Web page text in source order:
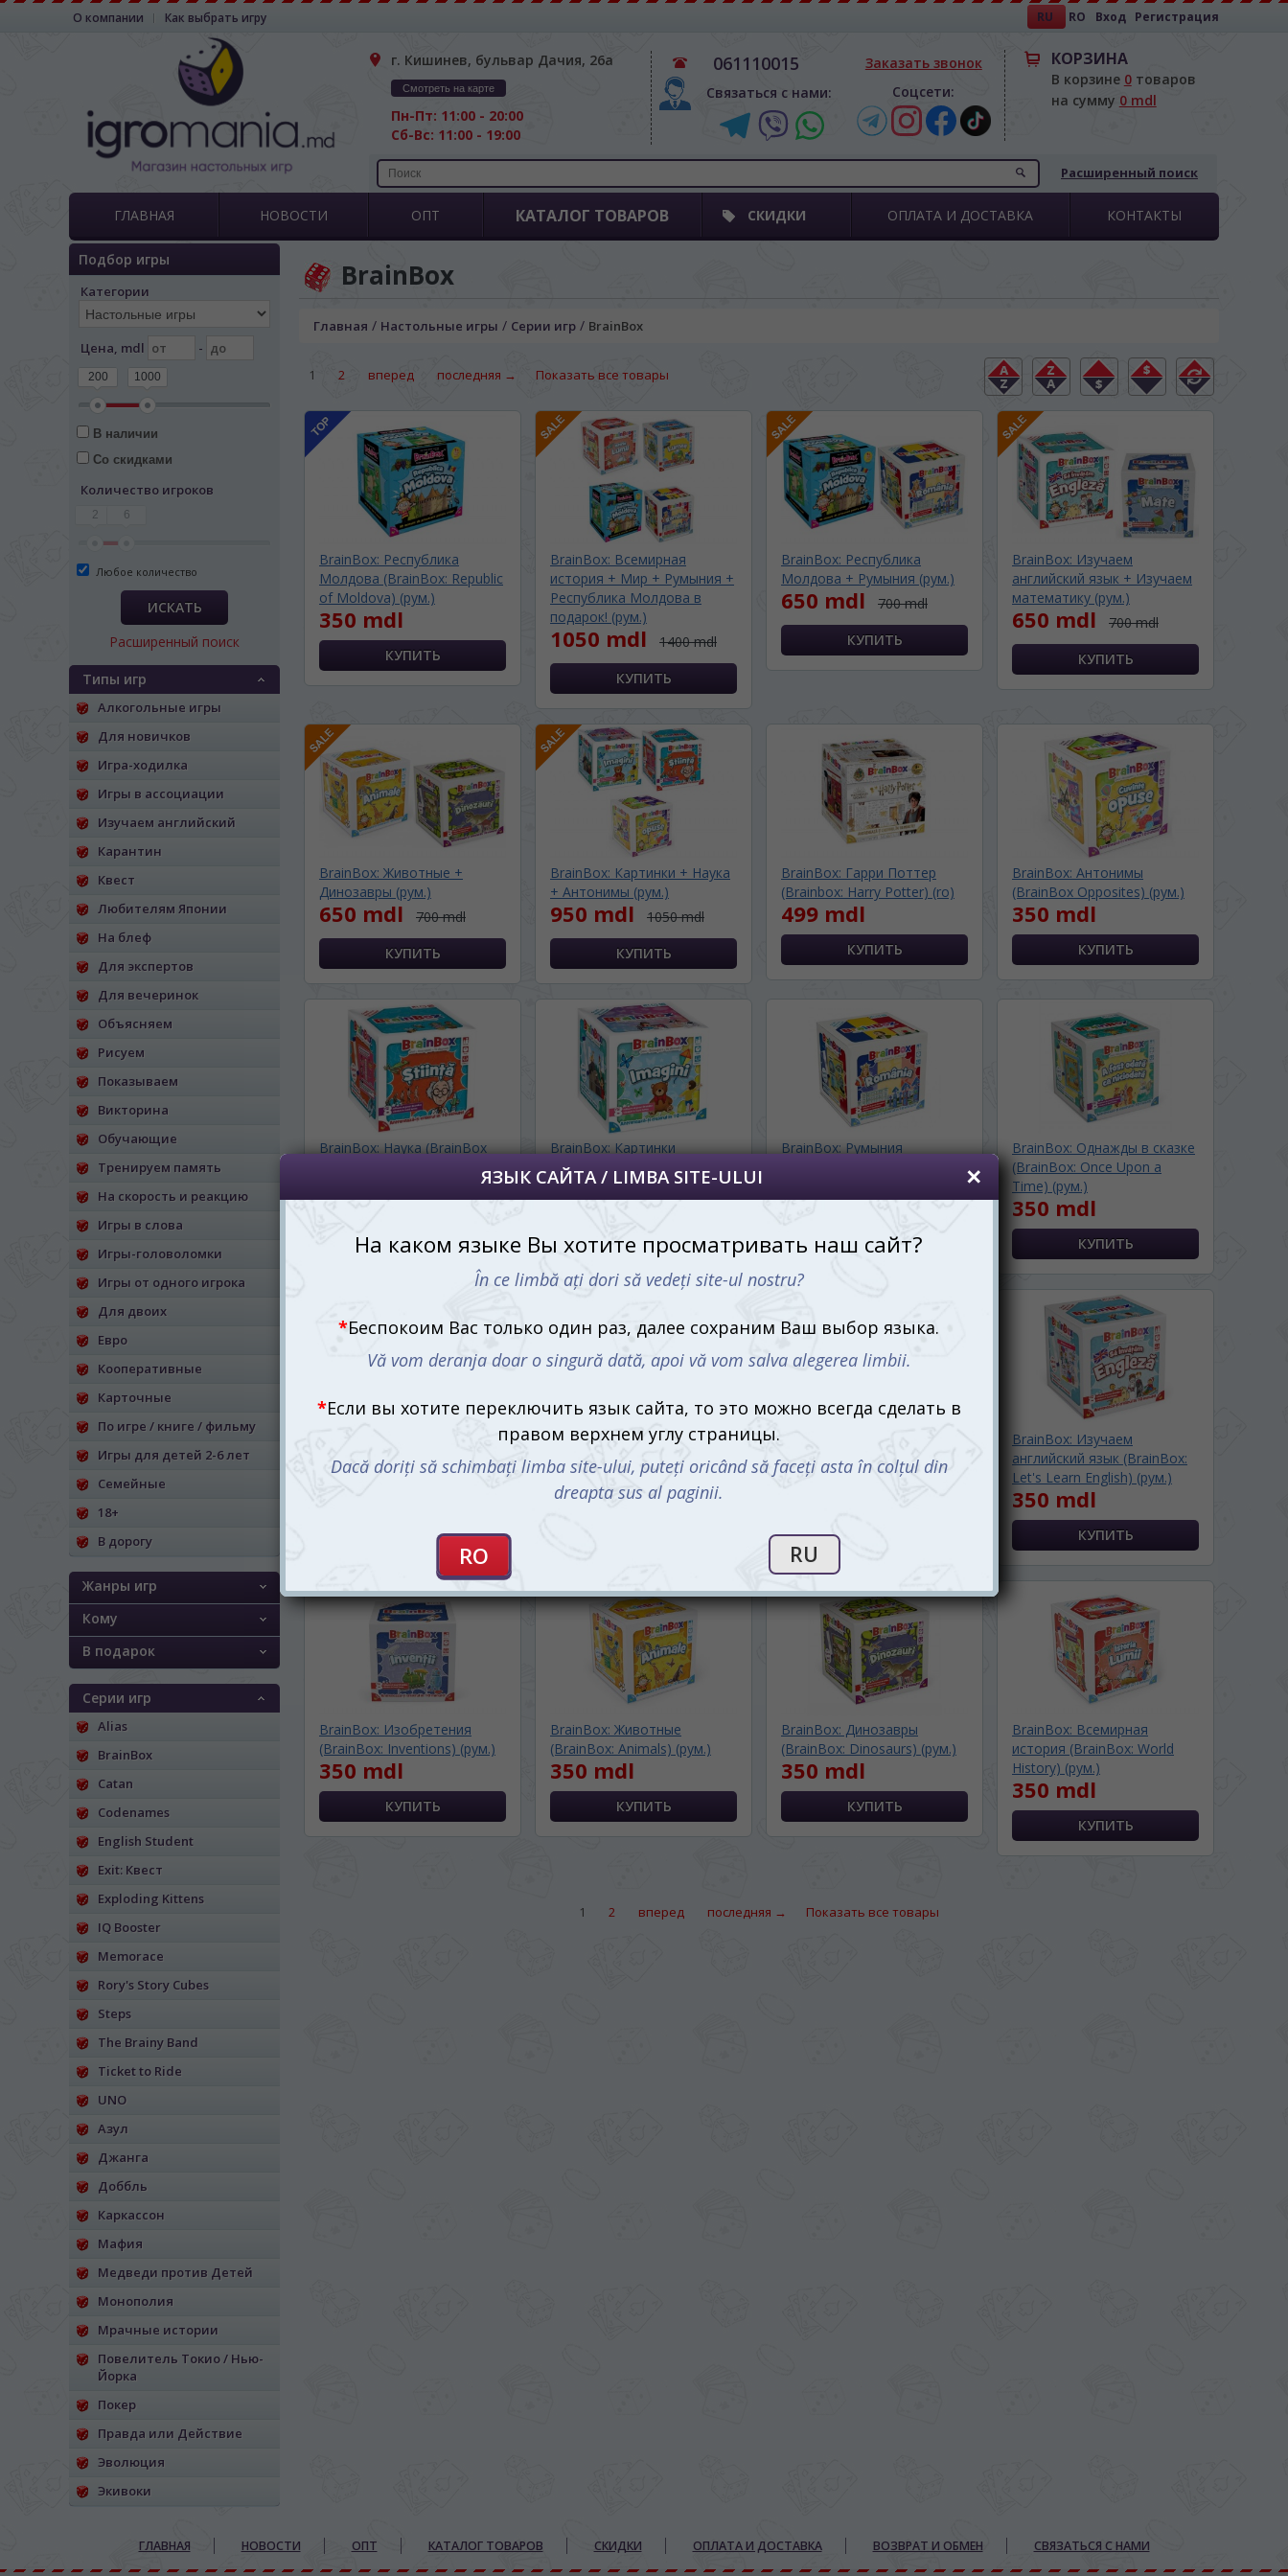
О компании Как выбрать игру RU RO Вход Регистрация
г. Кишинев, бульвар Дачия, 26а
Смотреть на карте
Пн-Пт: 11:00 - 20:00
Сб-Вс: 11:00 - 19:00
061110015
Связаться с нами:
Заказать звонок
Соцсети:
КОРЗИНА
В корзине 0товаров
на сумму 0 mdl
Расширенный поиск
ГЛАВНАЯ НОВОСТИ ОПТ КАТАЛОГ ТОВАРОВ СКИДКИ ОПЛАТА И ДОСТАВКА КОНТАКТЫ
Подбор игры
Категории
Цена, mdl -
200 1000
В наличии
Со скидками
Количество игроков
2 6
Любое количество
ИСКАТЬ
Расширенный поиск
Типы игр
Алкогольные игры
Для новичков
Игра-ходилка
Игры в ассоциации
Изучаем английский
Карантин
Квест
Любителям Японии
На блеф
Для экспертов
Для вечеринок
Объясняем
Рисуем
Показываем
Викторина
Обучающие
Тренируем память
На скорость и реакцию
Игры в слова
Игры-головоломки
Игры от одного игрока
Для двоих
Евро
Кооперативные
Карточные
По игре / книге / фильму
Игры для детей 2-6 лет
Семейные
18+
В дорогу
Жанры игр
Кому
В подарок
Серии игр
Alias
BrainBox
Catan
Codenames
English Student
Exit: Квест
Exploding Kittens
IQ Booster
Memorace
Rory's Story Cubes
Steps
The Brainy Band
Ticket to Ride
UNO
Азул
Джанга
Доббль
Каркассон
Мафия
Медведи против Детей
Монополия
Мрачные истории
Повелитель Токио / Нью-
Йорка
Покер
Правда или Действие
Эволюция
Экивоки
BrainBox
Главная / Настольные игры / Серии игр / BrainBox
1 2 вперед последняя → Показать все товары
BrainBox: Республика
Молдова (BrainBox: Republic
of Moldova) (рум.)
350 mdl
BrainBox: Всемирная
история + Мир + Румыния +
Республика Молдова в
подарок! (рум.)
1050 mdl 1400 mdl
BrainBox: Республика
Молдова + Румыния (рум.)
650 mdl 700 mdl
BrainBox: Изучаем
английский язык + Изучаем
математику (рум.)
650 mdl 700 mdl
BrainBox: Животные +
Динозавры (рум.)
650 mdl 700 mdl
BrainBox: Картинки + Наука
+ Антонимы (рум.)
950 mdl 1050 mdl
BrainBox: Гарри Поттер
(Brainbox: Harry Potter) (ro)
499 mdl
BrainBox: Антонимы
(BrainBox Opposites) (рум.)
350 mdl
BrainBox: Наука (BrainBox
BrainBox: Картинки
(BrainBox Pictures) (рум.)
350 mdl
BrainBox: Румыния
BrainBox: Однажды в сказке
(BrainBox: Once Upon a
Time) (рум.)
350 mdl
The World) (рум.)
350 mdl
BrainBox: Математика для
самых маленьких (BrainBox:
My First Maths) (рум.)
350 mdl
математику (BrainBox:
Maths) (рум.)
BrainBox: Изучаем
английский язык (BrainBox:
Let's Learn English) (рум.)
350 mdl
BrainBox: Изобретения
(BrainBox: Inventions) (рум.)
350 mdl
BrainBox: Животные
(BrainBox: Animals) (рум.)
350 mdl
BrainBox: Динозавры
(BrainBox: Dinosaurs) (рум.)
350 mdl
BrainBox: Всемирная
история (BrainBox: World
History) (рум.)
350 mdl
1 2 вперед последняя → Показать все товары
ГЛАВНАЯ НОВОСТИ ОПТ КАТАЛОГ ТОВАРОВ СКИДКИ ОПЛАТА И ДОСТАВКА ВОЗВРАТ И ОБМЕН СВЯЗАТЬСЯ С НАМИ
ЯЗЫК САЙТА / LIMBA SITE-ULUI
На каком языке Вы хотите просматривать наш сайт?
Беспокоим Вас только один раз, далее сохраним Ваш выбор языка.
Vă vom deranja doar o singură dată, apoi vă vom salva alegerea limbii.
Если вы хотите переключить язык сайта, то это можно всегда сделать в
правом верхнем углу страницы.